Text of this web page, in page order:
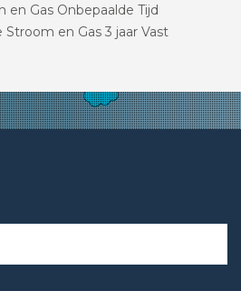
en Gas Onbepaalde Tijd
Stroom en Gas 3 jaar Vast